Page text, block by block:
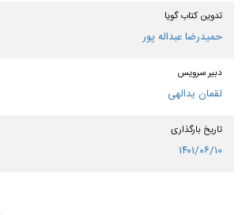
تدوین کتاب گویا
حمیدرضا عبداله پور
دبیر سرویس
لقمان یدالهی
تاریخ بارگذاری
۱۴۰۱/۰۶/۱۰